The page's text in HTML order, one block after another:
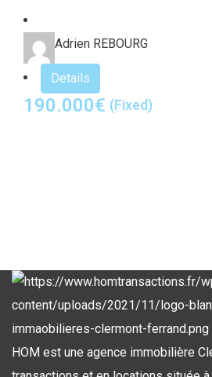
Adrien REBOURG
Details
190.000€ (Fixed)
HOM est une agence immobilière